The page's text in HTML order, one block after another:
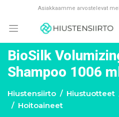
Asiakkaamme arvostelevat
BioSilk
Shampoo 1006
Hiustensiirto Hiustuotteet
Hoitoaineet